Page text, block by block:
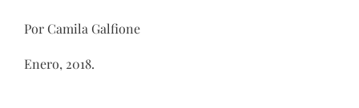
Por Camila Galfione
Enero, 2018.